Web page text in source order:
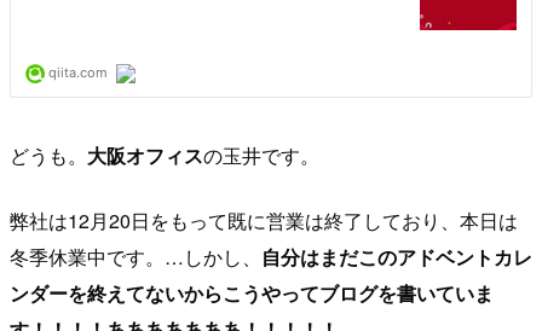
どうも。 大阪オフィスの玉井です。
弊社は12月20日をもって既に営業は終了しており、本日は
冬季休業中です。…しかし、 自分はまだこのアドベントカレ
ンダーを終えてないからこうやってブログを書いていま